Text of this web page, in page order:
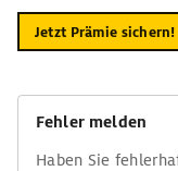
Jetzt Prämie sichern!
Fehler melden
Haben Sie